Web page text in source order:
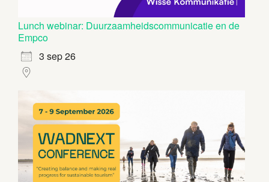
Lunch webinar: Duurzaamheidscommunicatie en de
Empco
3 sep 26